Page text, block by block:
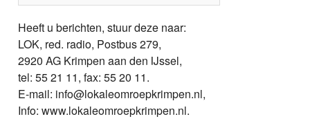
Heeft u berichten, stuur deze naar:
LOK, red. radio, Postbus 279,
2920 AG Krimpen aan den IJssel,
tel: 55 21 11, fax: 55 20 11.
E-mail: info@lokaleomroepkrimpen.nl,
Info: www.lokaleomroepkrimpen.nl.